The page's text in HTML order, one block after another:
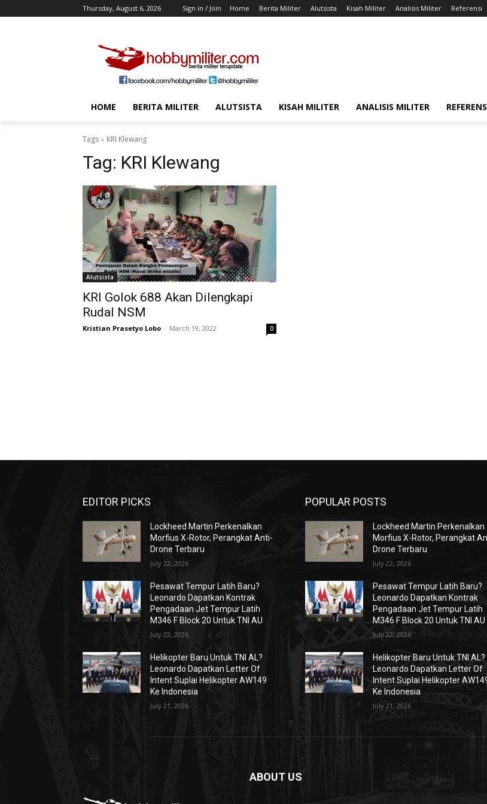
Thursday, August 6, 2026 Sign in / Join Home Berita Militer Alutsista Kisah Militer Analisis Militer Referensi
HOME BERITA MILITER ALUTSISTA KISAH MILITER ANALISIS MILITER
Tags KRI Klewang
Tag: KRI Klewang
Alutsista
KRI Golok 688 Akan Dilengkapi
Rudal NSM
Kristian Prasetyo Lobo - March 19, 2022 0
EDITOR PICKS
Lockheed Martin Perkenalkan
Morfius X-Rotor, Perangkat Anti-
Drone Terbaru
July 22, 2026
Pesawat Tempur Latih Baru?
Leonardo Dapatkan Kontrak
Pengadaan Jet Tempur Latih
M346 F Block 20 Untuk TNI AU
July 22, 2026
Helikopter Baru Untuk TNI AL?
Leonardo Dapatkan Letter Of
Intent Suplai Helikopter AW149
Ke Indonesia
July 21, 2026
POPULAR POSTS
Lockheed Martin Perkenalkan
Morfius X-Rotor, Perangkat
Drone Terbaru
July 22, 2026
Pesawat Tempur Latih Baru?
Leonardo Dapatkan Kontrak
Pengadaan Jet Tempur Latih
M346 F Block 20 Untuk TNI AU
July 22, 2026
Helikopter Baru Untuk TNI AL?
Leonardo Dapatkan Letter Of
Intent Suplai Helikopter
Ke Indonesia
July 21, 2026
ABOUT US